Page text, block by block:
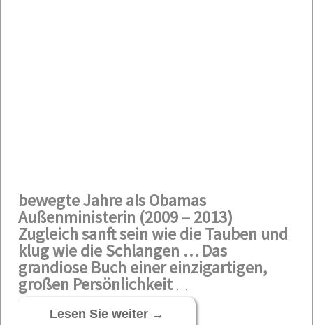
bewegte Jahre als Obamas
Außenministerin (2009 – 2013)
Zugleich sanft sein wie die Tauben und
klug wie die Schlangen … Das
grandiose Buch einer einzigartigen,
großen Persönlichkeit …
Lesen Sie weiter →